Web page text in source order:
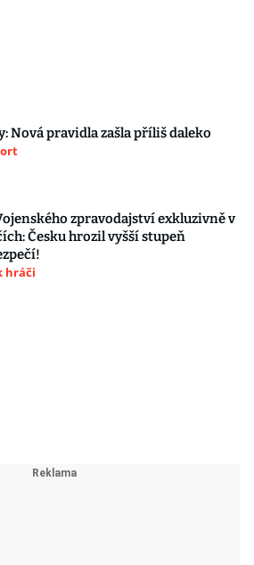
Nová pravidla zašla příliš daleko
zpravodajství exkluzivně v
Česku hrozil vyšší stupeň
hráči